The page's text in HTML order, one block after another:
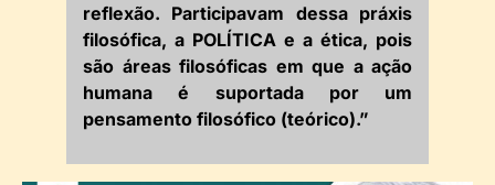
reflexão. Participavam dessa práxis
filosófica, a POLÍTICA e a ética, pois
são áreas filosóficas em que a ação
humana é suportada por um
pensamento filosófico (teórico).”